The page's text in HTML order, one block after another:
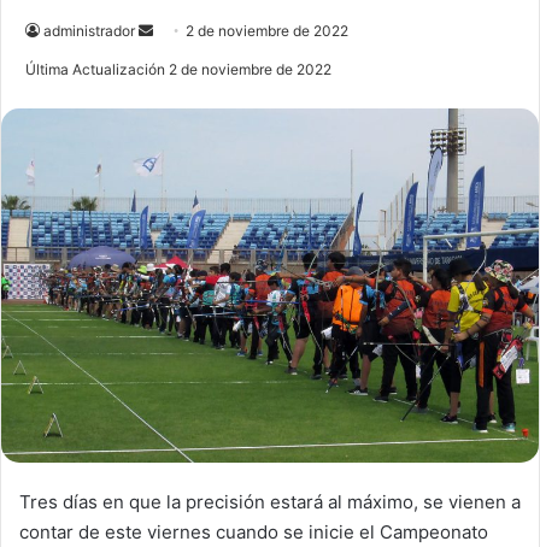
administrador
e
n
m
a
i
l
2 de noviembre de 2022
Última Actualización 2 de noviembre de 2022
Tres días en que la precisión estará al máximo, se vienen a
contar de este viernes cuando se inicie el Campeonato